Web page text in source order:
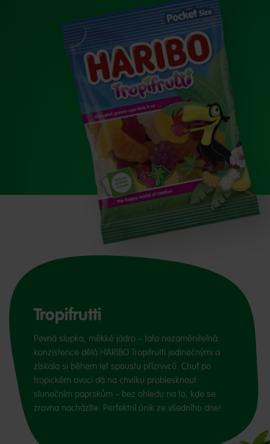
Tropifrutti
Pevná slupka, měkké jádro – tato nezaměnitelná
konzistence dělá HARIBO Tropifrutti jedinečnými a
získala si během let spoustu příznivců. Chuť po
tropickém ovoci dá na chvilku problesknout
slunečním paprskům – bez ohledu na to, kde se
zrovna nacházíte. Perfektní únik ze všedního dne!